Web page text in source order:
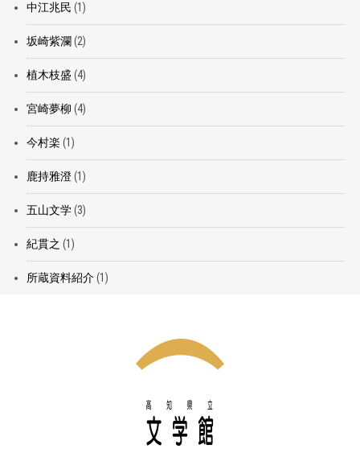
中江兆民 (1)
坂崎紫瀾 (2)
植木枝盛 (4)
宮崎夢柳 (4)
今村楽 (1)
鹿持雅澄(1)
五山文学(3)
紀貫之 (1)
所蔵資料紹介(1)